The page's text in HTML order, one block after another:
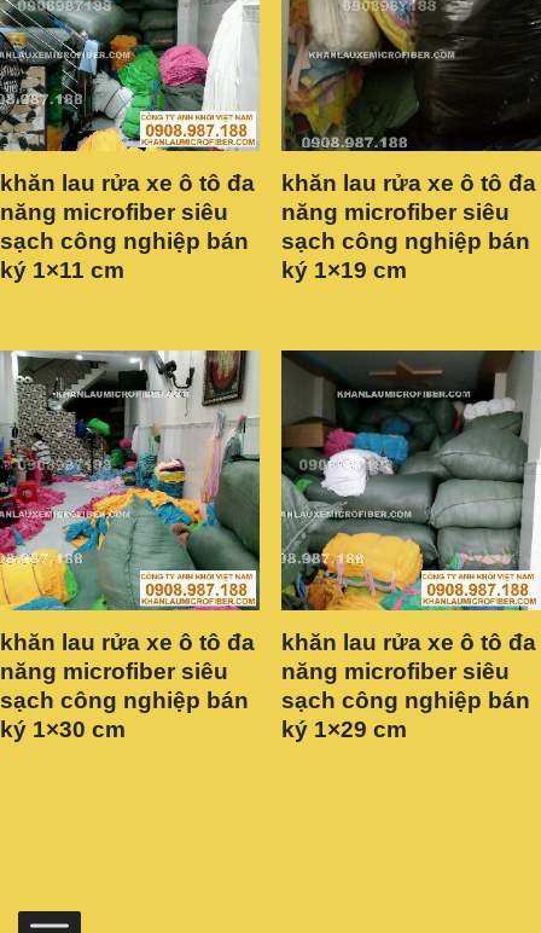
khăn lau rửa xe ô tô đa
năng microfiber siêu
sạch công nghiệp bán
ký 1×11 cm
khăn lau rửa xe ô tô đa
năng microfiber siêu
sạch công nghiệp bán
ký 1×19 cm
khăn lau rửa xe ô tô đa
năng microfiber siêu
sạch công nghiệp bán
ký 1×30 cm
khăn lau rửa xe ô tô đa
năng microfiber siêu
sạch công nghiệp bán
ký 1×29 cm